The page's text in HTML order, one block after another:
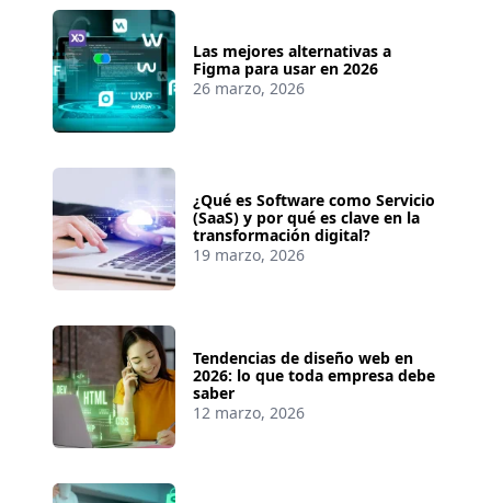
Las mejores alternativas a
Figma para usar en 2026
26 marzo, 2026
¿Qué es Software como Servicio
(SaaS) y por qué es clave en la
transformación digital?
19 marzo, 2026
Tendencias de diseño web en
2026: lo que toda empresa debe
saber
12 marzo, 2026